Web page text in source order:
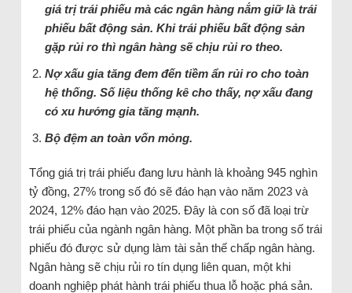
giá trị trái phiếu mà các ngân hàng nắm giữ là trái
phiếu bất động sản. Khi trái phiếu bất động sản
gặp rủi ro thì ngân hàng sẽ chịu rủi ro theo.
Nợ xấu gia tăng đem đến tiềm ẩn rủi ro cho toàn
hệ thống. Số liệu thống kê cho thấy, nợ xấu đang
có xu hướng gia tăng mạnh.
Bộ đệm an toàn vốn mỏng.
Tổng giá trị trái phiếu đang lưu hành là khoảng 945 nghìn
tỷ đồng, 27% trong số đó sẽ đáo hạn vào năm 2023 và
2024, 12% đáo hạn vào 2025. Đây là con số đã loại trừ
trái phiếu của ngành ngân hàng. Một phần ba trong số trái
phiếu đó được sử dụng làm tài sản thế chấp ngân hàng.
Ngân hàng sẽ chịu rủi ro tín dụng liên quan, một khi
doanh nghiệp phát hành trái phiếu thua lỗ hoặc phá sản.